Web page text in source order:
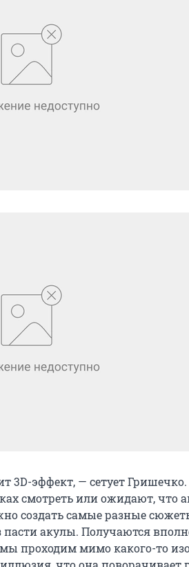
3D-эффект, — сетует
смотреть или ожидают, что
создать самые разные
пасти акулы. Получаются
проходим мимо какого-то